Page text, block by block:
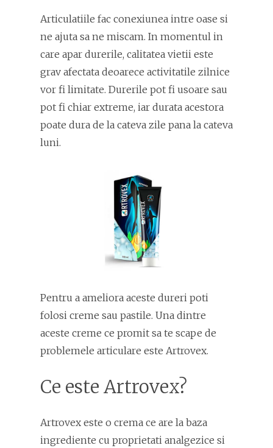
Articulatiile fac conexiunea intre oase si
ne ajuta sa ne miscam. In momentul in
care apar durerile, calitatea vietii este
grav afectata deoarece activitatile zilnice
vor fi limitate. Durerile pot fi usoare sau
pot fi chiar extreme, iar durata acestora
poate dura de la cateva zile pana la cateva
luni.
Pentru a ameliora aceste dureri poti
folosi creme sau pastile. Una dintre
aceste creme ce promit sa te scape de
problemele articulare este Artrovex.
Ce este Artrovex?
Artrovex este o crema ce are la baza
ingrediente cu proprietati analgezice si